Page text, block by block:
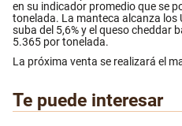
en su indicador promedio que se
tonelada. La manteca alcanza los
suba del 5,6% y el queso cheddar
5.365 por tonelada.
La próxima venta se realizará el
Te puede interesar